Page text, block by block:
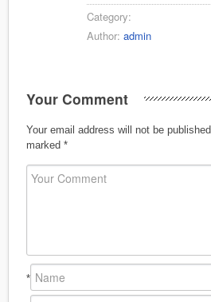
Category:
Author: admin
Your Comment
Your email address will not be published.
marked *
*